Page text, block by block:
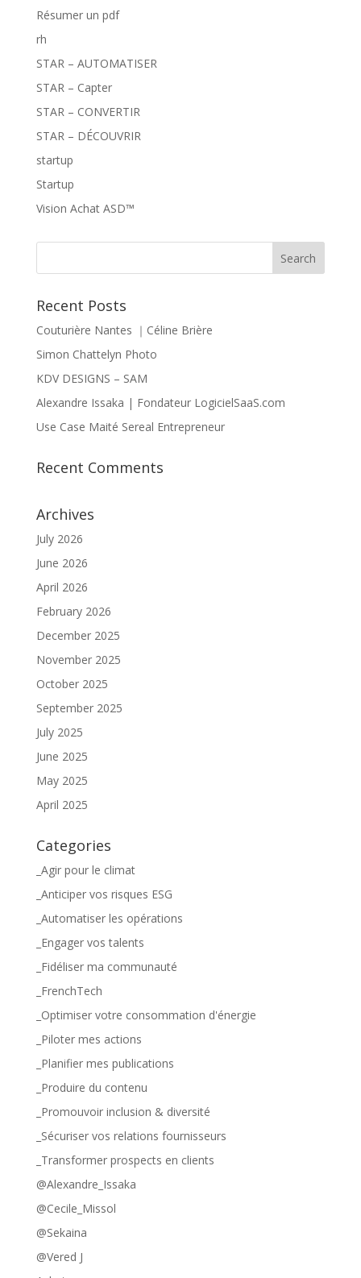
Résumer un pdf
rh
STAR – AUTOMATISER
STAR – Capter
STAR – CONVERTIR
STAR – DÉCOUVRIR
startup
Startup
Vision Achat ASD™
Recent Posts
Couturière Nantes ｜Céline Brière
Simon Chattelyn Photo
KDV DESIGNS – SAM
Alexandre Issaka | Fondateur LogicielSaaS.com
Use Case Maité Sereal Entrepreneur
Recent Comments
Archives
July 2026
June 2026
April 2026
February 2026
December 2025
November 2025
October 2025
September 2025
July 2025
June 2025
May 2025
April 2025
Categories
_Agir pour le climat
_Anticiper vos risques ESG
_Automatiser les opérations
_Engager vos talents
_Fidéliser ma communauté
_FrenchTech
_Optimiser votre consommation d'énergie
_Piloter mes actions
_Planifier mes publications
_Produire du contenu
_Promouvoir inclusion & diversité
_Sécuriser vos relations fournisseurs
_Transformer prospects en clients
@Alexandre_Issaka
@Cecile_Missol
@Sekaina
@Vered J